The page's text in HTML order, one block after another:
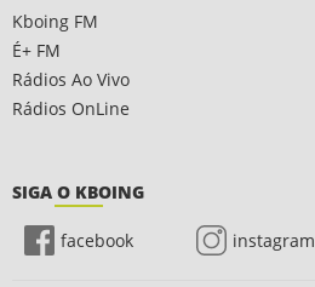
Kboing FM
É+ FM
Rádios Ao Vivo
Rádios OnLine
SIGA O KBOING
facebook instagram